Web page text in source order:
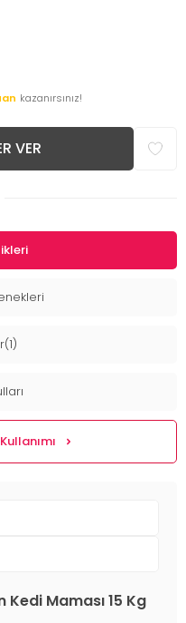
kazanırsınız!
VER
Maması 15 Kg